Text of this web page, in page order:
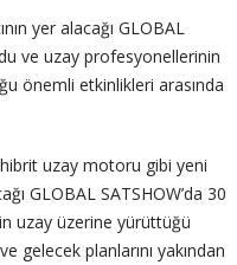
yer alacağı GLOBAL
ve uzay profesyonellerinin
önemli etkinlikleri arasında
uzay motoru gibi yeni
GLOBAL SATSHOW’da 30
uzay üzerine yürüttüğü
gelecek planlarını yakından